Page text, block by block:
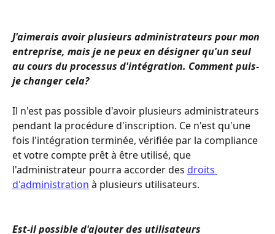
J'aimerais avoir plusieurs administrateurs pour mon
entreprise, mais je ne peux en désigner qu'un seul
au cours du processus d'intégration. Comment puis-
je changer cela?
Il n'est pas possible d'avoir plusieurs administrateurs
pendant la procédure d'inscription. Ce n'est qu'une
fois l'intégration terminée, vérifiée par la compliance
et votre compte prêt à être utilisé, que
l'administrateur pourra accorder des droits
d'administration à plusieurs utilisateurs.
Est-il possible d'ajouter des utilisateurs